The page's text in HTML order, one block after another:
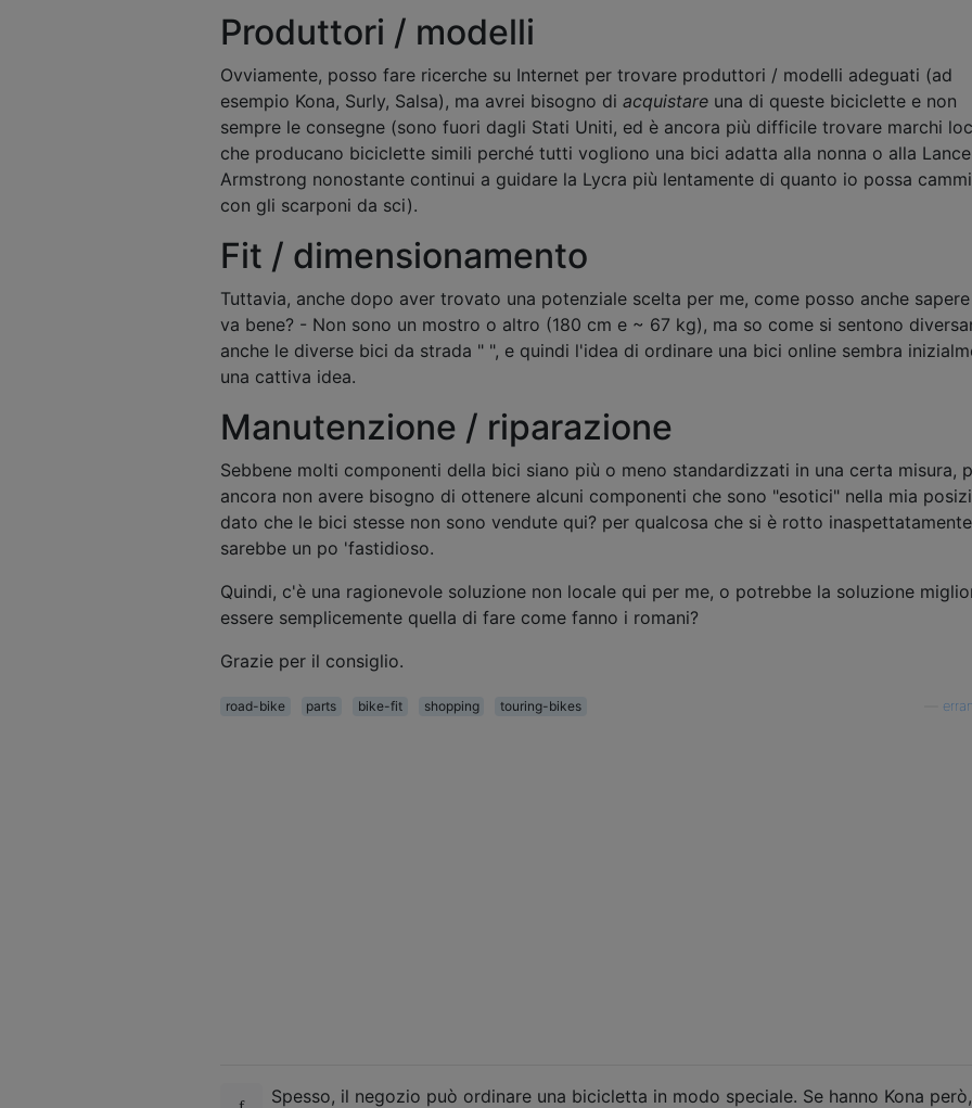
Produttori / modelli
Ovviamente, posso fare ricerche su Internet per trovare produttori / modelli adeguati (ad
esempio Kona, Surly, Salsa), ma avrei bisogno di acquistare una di queste biciclette e non
sempre le consegne (sono fuori dagli Stati Uniti, ed è ancora più difficile trovare marchi
che producano biciclette simili perché tutti vogliono una bici adatta alla nonna o alla Lance
Armstrong nonostante continui a guidare la Lycra più lentamente di quanto io possa
con gli scarponi da sci).
Fit / dimensionamento
Tuttavia, anche dopo aver trovato una potenziale scelta per me, come posso anche
va bene? - Non sono un mostro o altro (180 cm e ~ 67 kg), ma so come si sentono
anche le diverse bici da strada " ", e quindi l'idea di ordinare una bici online sembra
una cattiva idea.
Manutenzione / riparazione
Sebbene molti componenti della bici siano più o meno standardizzati in una certa misura,
ancora non avere bisogno di ottenere alcuni componenti che sono "esotici" nella mia
dato che le bici stesse non sono vendute qui? per qualcosa che si è rotto inaspettatamente
sarebbe un po 'fastidioso.
Quindi, c'è una ragionevole soluzione non locale qui per me, o potrebbe la soluzione
essere semplicemente quella di fare come fanno i romani?
Grazie per il consiglio.
road-bike parts bike-fit shopping touring-bikes
Spesso, il negozio può ordinare una bicicletta in modo speciale. Se hanno Kona però,